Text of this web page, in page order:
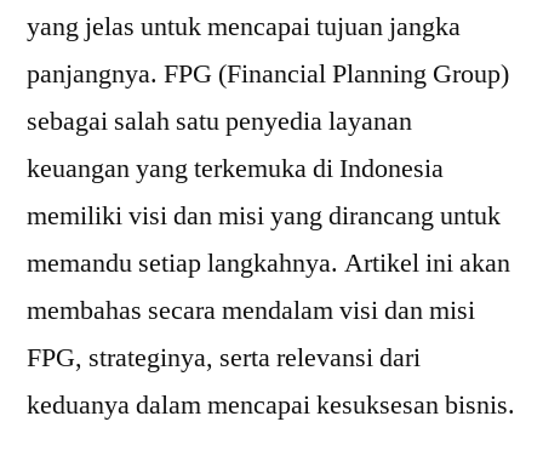
yang jelas untuk mencapai tujuan jangka
panjangnya. FPG (Financial Planning Group)
sebagai salah satu penyedia layanan
keuangan yang terkemuka di Indonesia
memiliki visi dan misi yang dirancang untuk
memandu setiap langkahnya. Artikel ini akan
membahas secara mendalam visi dan misi
FPG, strateginya, serta relevansi dari
keduanya dalam mencapai kesuksesan bisnis.